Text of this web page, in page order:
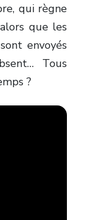
qui règne
que les
envoyés
Tous
?